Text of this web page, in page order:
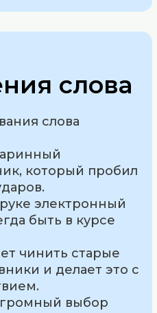
слова
слова
который пробил
электронный
быть в курсе
чинить старые
и делает это с
выбор